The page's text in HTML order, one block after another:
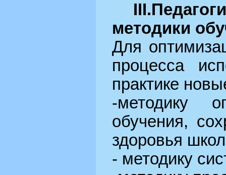
методики
Для
процесса
практике
-методику
обучения,
здоровья
- методику